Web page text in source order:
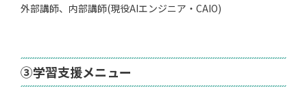
外部講師、内部講師(現役AIエンジニア・CAIO)
③学習支援メニュー